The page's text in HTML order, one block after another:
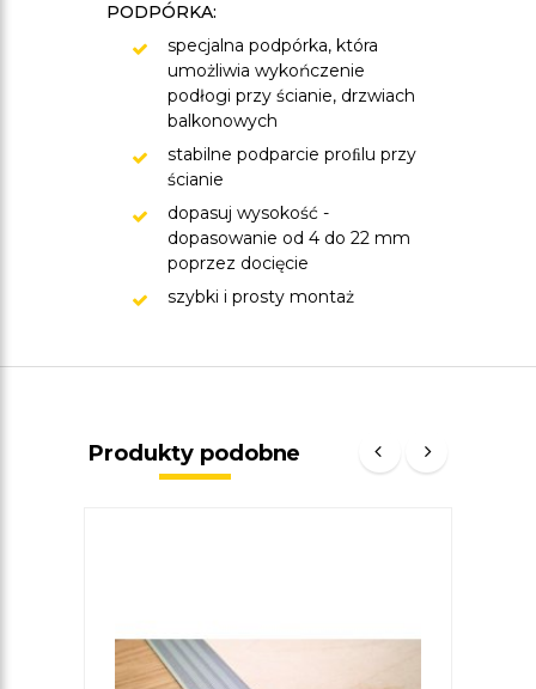
PODPÓRKA:
specjalna podpórka, która
umożliwia wykończenie
podłogi przy ścianie, drzwiach
balkonowych
stabilne podparcie proﬁlu przy
ścianie
dopasuj wysokość -
dopasowanie od 4 do 22 mm
poprzez docięcie
szybki i prosty montaż
Produkty podobne